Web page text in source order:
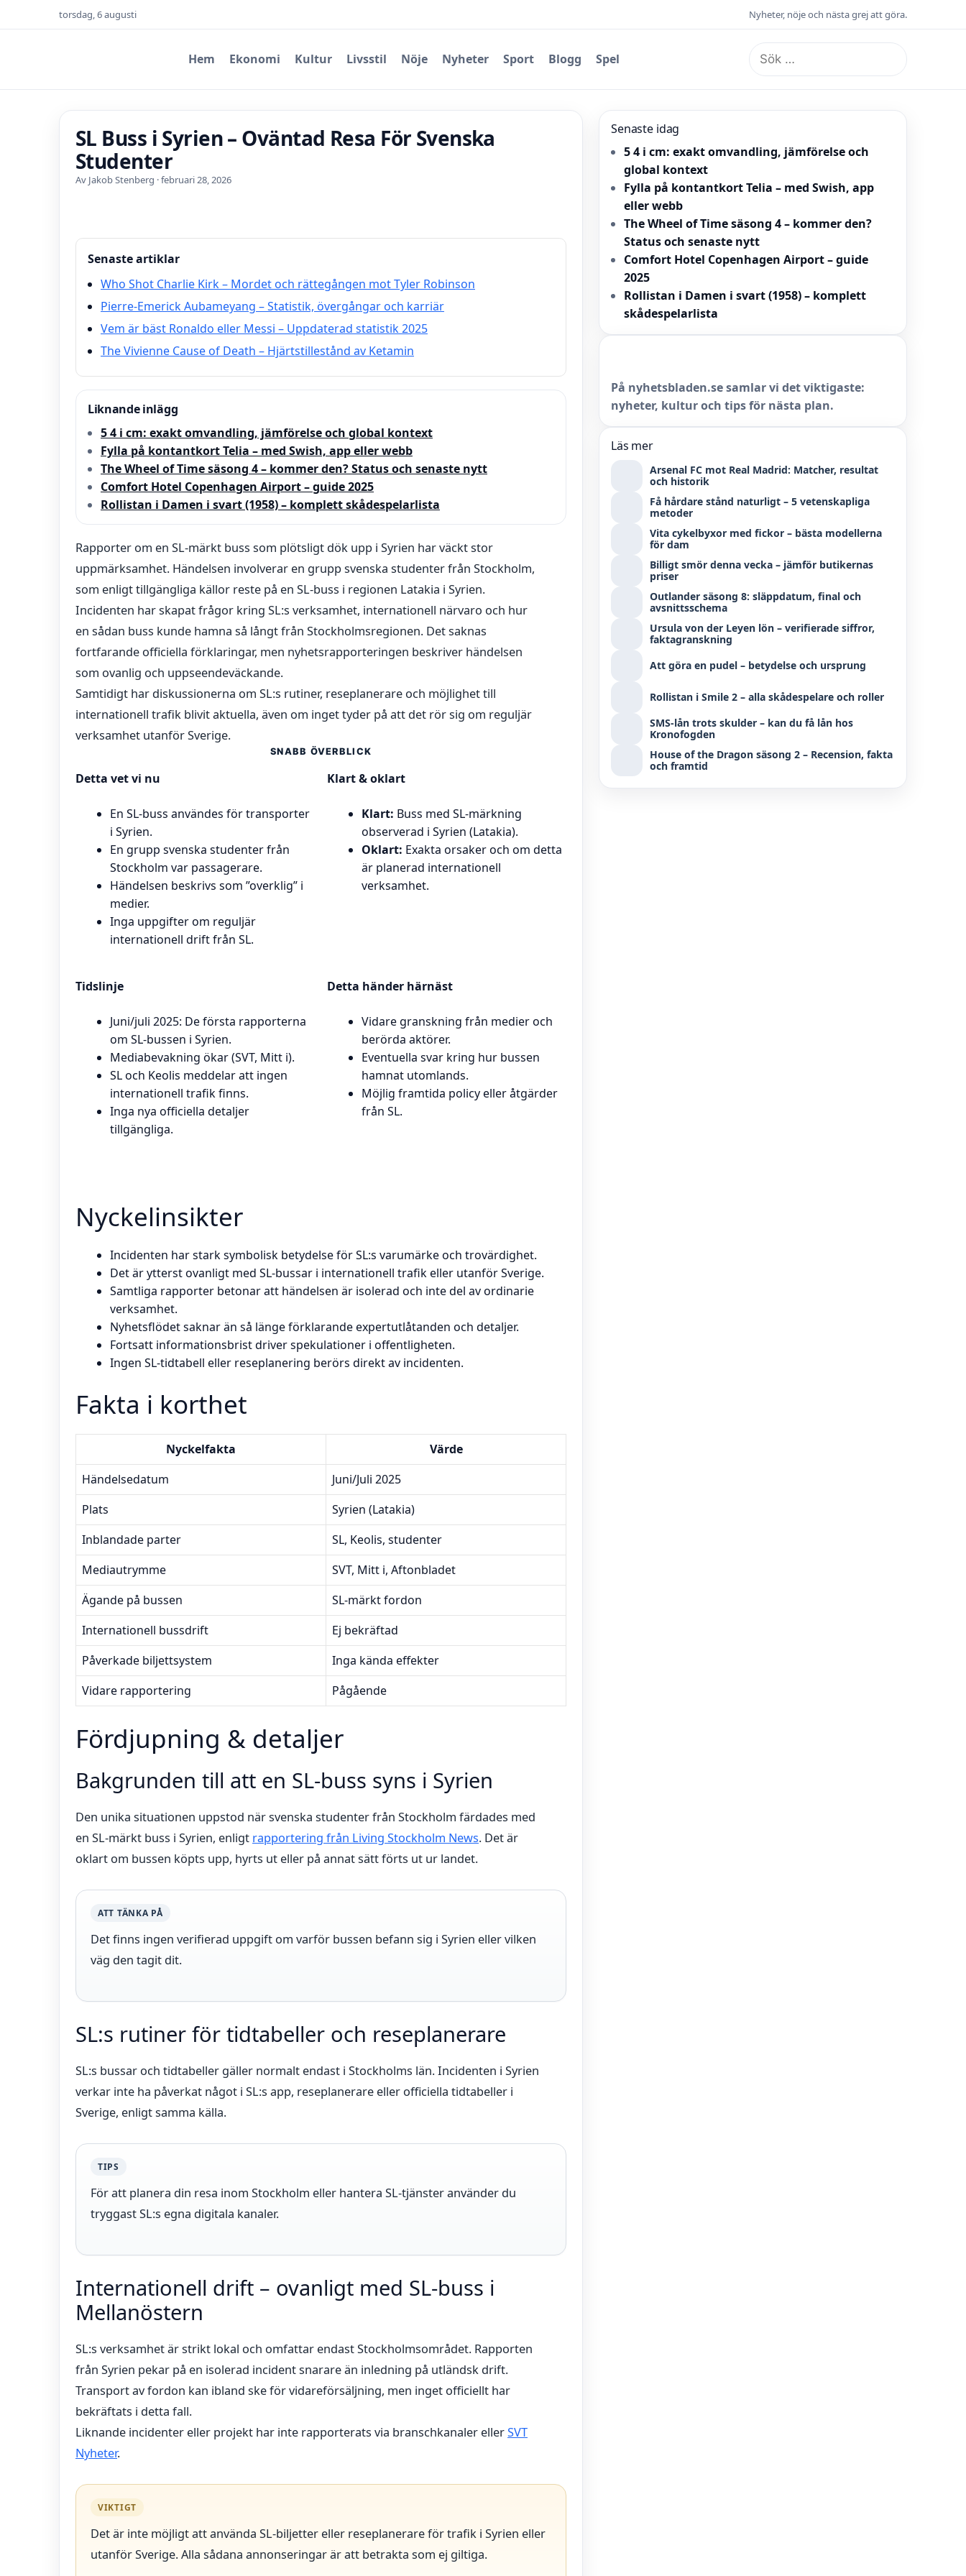
torsdag, 6 augusti Nyheter, nöje och nästa grej att göra.
Hem Ekonomi Kultur Livsstil Nöje Nyheter Sport Blogg Spel
Sök
efter:
SL Buss i Syrien – Oväntad Resa För Svenska
Studenter
Av Jakob Stenberg · februari 28, 2026
Senaste artiklar
Who Shot Charlie Kirk – Mordet och rättegången mot Tyler Robinson
Pierre-Emerick Aubameyang – Statistik, övergångar och karriär
Vem är bäst Ronaldo eller Messi – Uppdaterad statistik 2025
The Vivienne Cause of Death – Hjärtstillestånd av Ketamin
Liknande inlägg
5 4 i cm: exakt omvandling, jämförelse och global kontext
Fylla på kontantkort Telia – med Swish, app eller webb
The Wheel of Time säsong 4 – kommer den? Status och senaste nytt
Comfort Hotel Copenhagen Airport – guide 2025
Rollistan i Damen i svart (1958) – komplett skådespelarlista
Rapporter om en SL-märkt buss som plötsligt dök upp i Syrien har väckt stor
uppmärksamhet. Händelsen involverar en grupp svenska studenter från Stockholm,
som enligt tillgängliga källor reste på en SL-buss i regionen Latakia i Syrien.
Incidenten har skapat frågor kring SL:s verksamhet, internationell närvaro och hur
en sådan buss kunde hamna så långt från Stockholmsregionen. Det saknas
fortfarande officiella förklaringar, men nyhetsrapporteringen beskriver händelsen
som ovanlig och uppseendeväckande.
Samtidigt har diskussionerna om SL:s rutiner, reseplanerare och möjlighet till
internationell trafik blivit aktuella, även om inget tyder på att det rör sig om reguljär
verksamhet utanför Sverige.
SNABB ÖVERBLICK
Detta vet vi nu
En SL-buss användes för transporter
i Syrien.
En grupp svenska studenter från
Stockholm var passagerare.
Händelsen beskrivs som ”overklig” i
medier.
Inga uppgifter om reguljär
internationell drift från SL.
Klart & oklart
Klart: Buss med SL-märkning
observerad i Syrien (Latakia).
Oklart: Exakta orsaker och om detta
är planerad internationell
verksamhet.
Tidslinje
Juni/juli 2025: De första rapporterna
om SL-bussen i Syrien.
Mediabevakning ökar (SVT, Mitt i).
SL och Keolis meddelar att ingen
internationell trafik finns.
Inga nya officiella detaljer
tillgängliga.
Detta händer härnäst
Vidare granskning från medier och
berörda aktörer.
Eventuella svar kring hur bussen
hamnat utomlands.
Möjlig framtida policy eller åtgärder
från SL.
Nyckelinsikter
Incidenten har stark symbolisk betydelse för SL:s varumärke och trovärdighet.
Det är ytterst ovanligt med SL-bussar i internationell trafik eller utanför Sverige.
Samtliga rapporter betonar att händelsen är isolerad och inte del av ordinarie
verksamhet.
Nyhetsflödet saknar än så länge förklarande expertutlåtanden och detaljer.
Fortsatt informationsbrist driver spekulationer i offentligheten.
Ingen SL-tidtabell eller reseplanering berörs direkt av incidenten.
Fakta i korthet
Nyckelfakta
Värde
Händelsedatum
Juni/Juli 2025
Plats
Syrien (Latakia)
Inblandade parter
SL, Keolis, studenter
Mediautrymme
SVT, Mitt i, Aftonbladet
Ägande på bussen
SL-märkt fordon
Internationell bussdrift
Ej bekräftad
Påverkade biljettsystem
Inga kända effekter
Vidare rapportering
Pågående
Fördjupning & detaljer
Bakgrunden till att en SL-buss syns i Syrien
Den unika situationen uppstod när svenska studenter från Stockholm färdades med
en SL-märkt buss i Syrien, enligt rapportering från Living Stockholm News. Det är
oklart om bussen köpts upp, hyrts ut eller på annat sätt förts ut ur landet.
ATT TÄNKA PÅ
Det finns ingen verifierad uppgift om varför bussen befann sig i Syrien eller vilken
väg den tagit dit.
SL:s rutiner för tidtabeller och reseplanerare
SL:s bussar och tidtabeller gäller normalt endast i Stockholms län. Incidenten i Syrien
verkar inte ha påverkat något i SL:s app, reseplanerare eller officiella tidtabeller i
Sverige, enligt samma källa.
TIPS
För att planera din resa inom Stockholm eller hantera SL-tjänster använder du
tryggast SL:s egna digitala kanaler.
Internationell drift – ovanligt med SL-buss i
Mellanöstern
SL:s verksamhet är strikt lokal och omfattar endast Stockholmsområdet. Rapporten
från Syrien pekar på en isolerad incident snarare än inledning på utländsk drift.
Transport av fordon kan ibland ske för vidareförsäljning, men inget officiellt har
bekräftats i detta fall.
Liknande incidenter eller projekt har inte rapporterats via branschkanaler ellerSVT
Nyheter.
VIKTIGT
Det är inte möjligt att använda SL-biljetter eller reseplanerare för trafik i Syrien eller
utanför Sverige. Alla sådana annonseringar är att betrakta som ej giltiga.
Senaste idag
5 4 i cm: exakt omvandling, jämförelse och
global kontext
Fylla på kontantkort Telia – med Swish, app
eller webb
The Wheel of Time säsong 4 – kommer den?
Status och senaste nytt
Comfort Hotel Copenhagen Airport – guide
2025
Rollistan i Damen i svart (1958) – komplett
skådespelarlista
På nyhetsbladen.se samlar vi det viktigaste:
nyheter, kultur och tips för nästa plan.
Läs mer
Arsenal FC mot Real Madrid: Matcher, resultat
och historik
Få hårdare stånd naturligt – 5 vetenskapliga
metoder
Vita cykelbyxor med fickor – bästa modellerna
för dam
Billigt smör denna vecka – jämför butikernas
priser
Outlander säsong 8: släppdatum, final och
avsnittsschema
Ursula von der Leyen lön – verifierade siffror,
faktagranskning
Att göra en pudel – betydelse och ursprung
Rollistan i Smile 2 – alla skådespelare och roller
SMS-lån trots skulder – kan du få lån hos
Kronofogden
House of the Dragon säsong 2 – Recension, fakta
och framtid